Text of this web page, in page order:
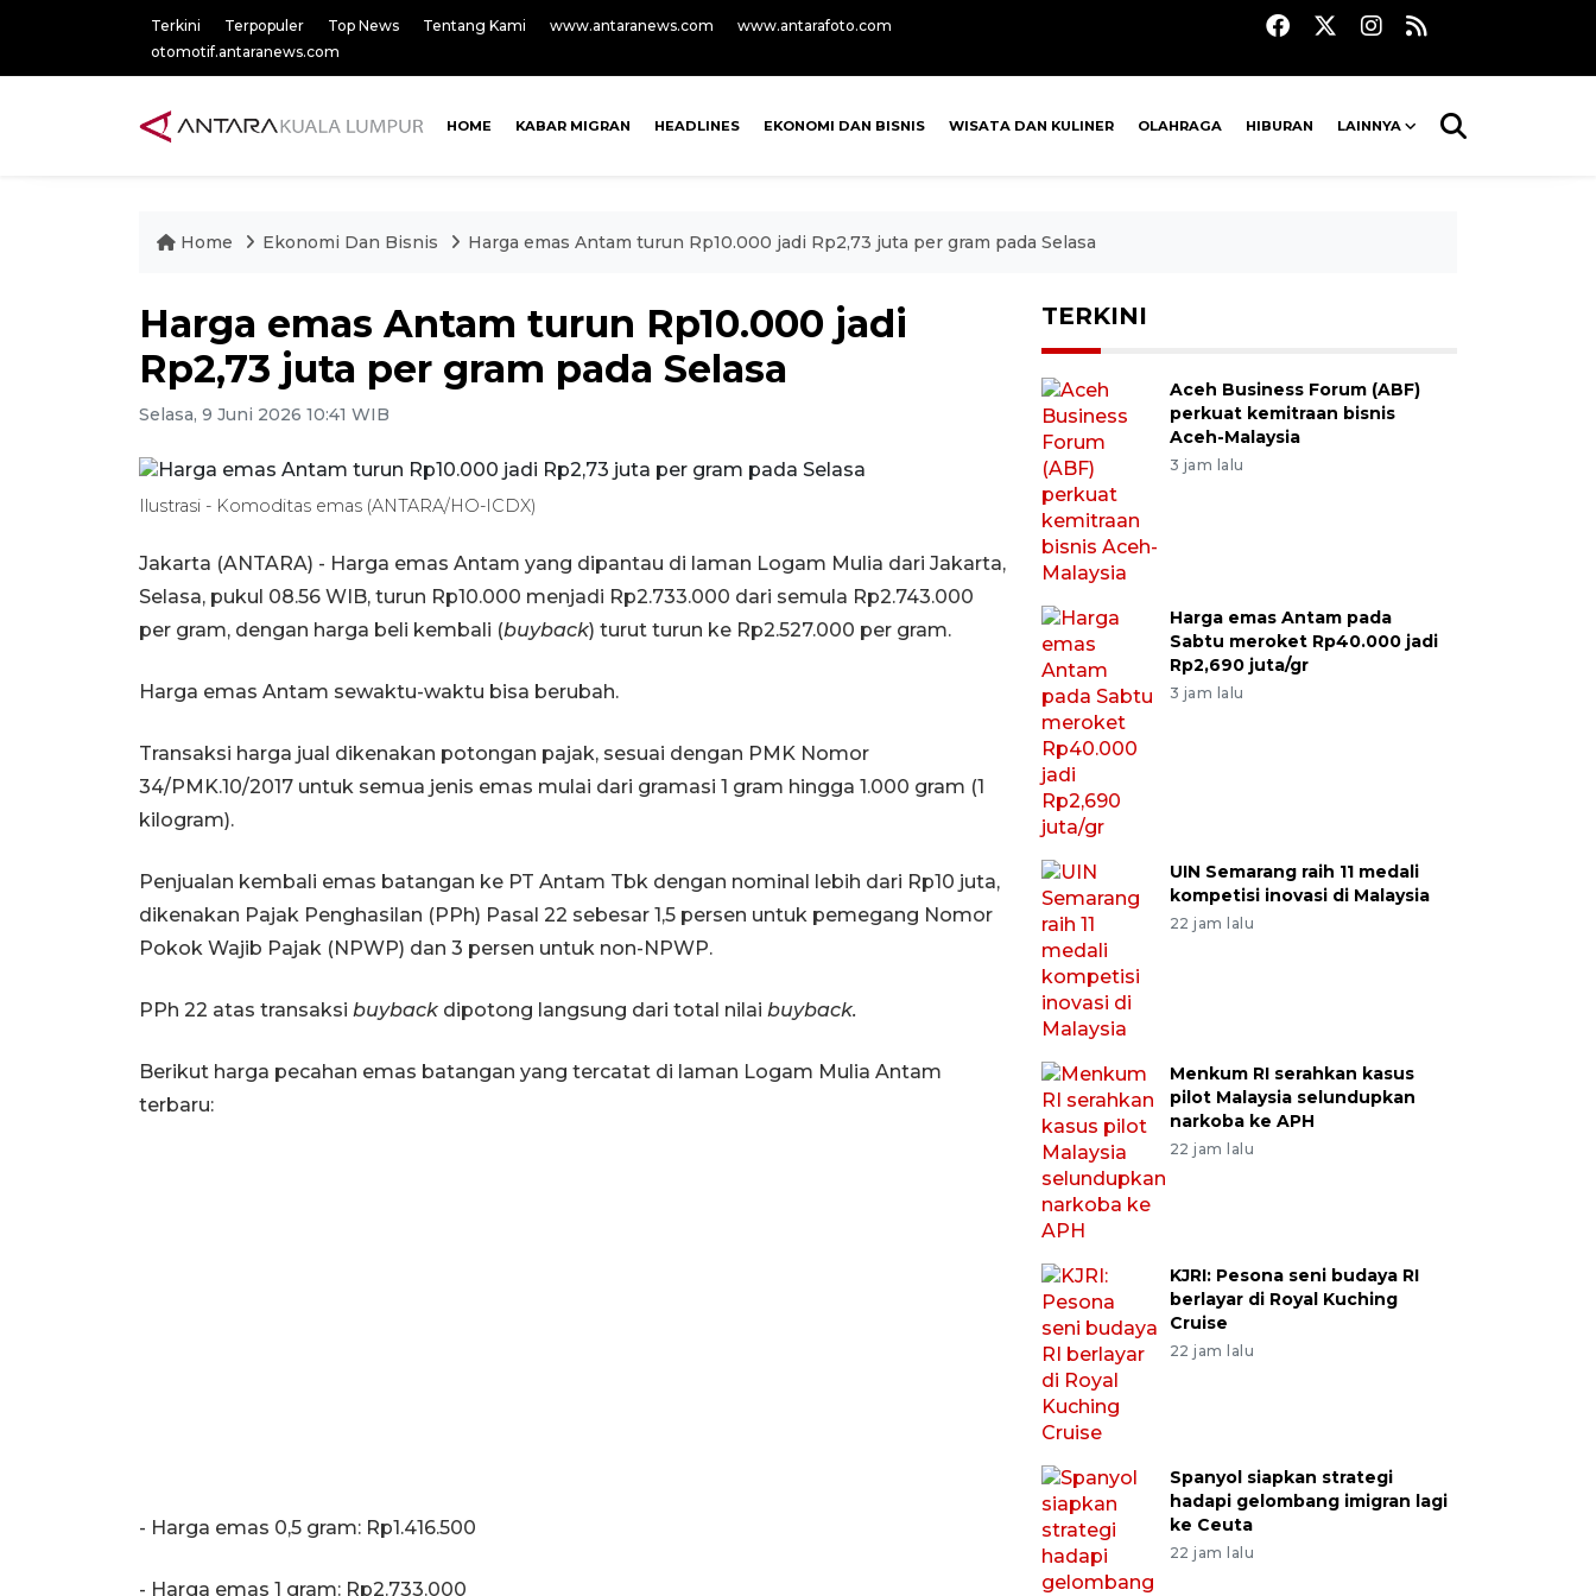
Terkini Terpopuler Top News Tentang Kami www.antaranews.com
www.antarafoto.com
otomotif.antaranews.com
HOME KABAR MIGRAN HEADLINES EKONOMI DAN BISNIS WISATA DAN KULINER OLAHRAGA HIBURAN LAINNYA
Home Ekonomi Dan Bisnis Harga emas Antam turun Rp10.000 jadi Rp2,73 juta per gram pada Selasa
Harga emas Antam turun Rp10.000 jadi
Rp2,73 juta per gram pada Selasa
Selasa, 9 Juni 2026 10:41 WIB
Ilustrasi - Komoditas emas (ANTARA/HO-ICDX)
Jakarta (ANTARA) - Harga emas Antam yang dipantau di laman Logam Mulia dari Jakarta,
Selasa, pukul 08.56 WIB, turun Rp10.000 menjadi Rp2.733.000 dari semula Rp2.743.000
per gram, dengan harga beli kembali (buyback) turut turun ke Rp2.527.000 per gram.
Harga emas Antam sewaktu-waktu bisa berubah.
Transaksi harga jual dikenakan potongan pajak, sesuai dengan PMK Nomor
34/PMK.10/2017 untuk semua jenis emas mulai dari gramasi 1 gram hingga 1.000 gram (1
kilogram).
Penjualan kembali emas batangan ke PT Antam Tbk dengan nominal lebih dari Rp10 juta,
dikenakan Pajak Penghasilan (PPh) Pasal 22 sebesar 1,5 persen untuk pemegang Nomor
Pokok Wajib Pajak (NPWP) dan 3 persen untuk non-NPWP.
PPh 22 atas transaksi buyback dipotong langsung dari total nilai buyback.
Berikut harga pecahan emas batangan yang tercatat di laman Logam Mulia Antam
terbaru:
‎‎- Harga emas 0,5 gram: Rp1.416.500
- Harga emas 1 gram: Rp2.733.000
TERKINI
Aceh Business Forum (ABF)
perkuat kemitraan bisnis
Aceh-Malaysia
3 jam lalu
Harga emas Antam pada
Sabtu meroket Rp40.000 jadi
Rp2,690 juta/gr
3 jam lalu
UIN Semarang raih 11 medali
kompetisi inovasi di Malaysia
22 jam lalu
Menkum RI serahkan kasus
pilot Malaysia selundupkan
narkoba ke APH
22 jam lalu
KJRI: Pesona seni budaya RI
berlayar di Royal Kuching
Cruise
22 jam lalu
Spanyol siapkan strategi
hadapi gelombang imigran lagi
ke Ceuta
22 jam lalu